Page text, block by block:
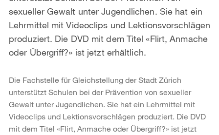
sexueller Gewalt unter Jugendlichen. Sie hat ein
Lehrmittel mit Videoclips und Lektionsvorschlägen
produziert. Die DVD mit dem Titel «Flirt, Anmache
oder Übergriff?» ist jetzt erhältlich.
Die Fachstelle für Gleichstellung der Stadt Zürich
unterstützt Schulen bei der Prävention von sexueller
Gewalt unter Jugendlichen. Sie hat ein Lehrmittel mit
Videoclips und Lektionsvorschlägen produziert. Die DVD
mit dem Titel «Flirt, Anmache oder Übergriff?» ist jetzt